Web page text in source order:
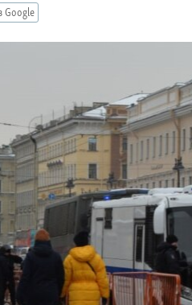
Google